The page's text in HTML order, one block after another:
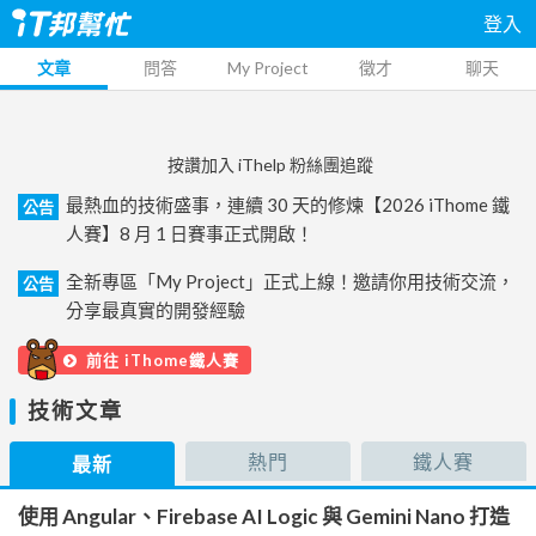
登入
文章 問答 My Project 徵才 聊天
按讚加入 iThelp 粉絲團追蹤
公告
最熱血的技術盛事，連續 30 天的修煉【2026 iThome 鐵
人賽】8 月 1 日賽事正式開啟！
公告
全新專區「My Project」正式上線！邀請你用技術交流，
分享最真實的開發經驗
前往 iThome鐵人賽
技術文章
最新 熱門 鐵人賽
使用 Angular、Firebase AI Logic 與 Gemini Nano 打造